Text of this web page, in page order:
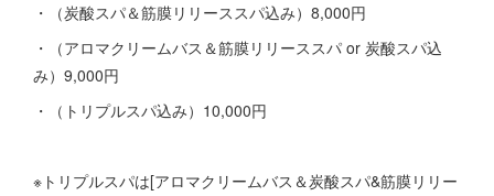
・（炭酸スパ＆筋膜リリーススパ込み）8,000円
・（アロマクリームバス＆筋膜リリーススパ or 炭酸スパ込
み）9,000円
・（トリプルスパ込み）10,000円
※トリプルスパは[アロマクリームバス＆炭酸スパ&筋膜リリー